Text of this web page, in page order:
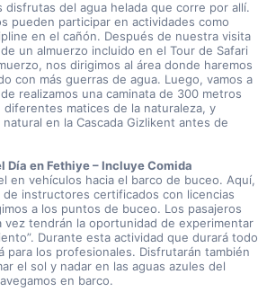
disfrutas del agua helada que corre por allí.
pueden participar en actividades como
en el cañón. Después de nuestra visita
un almuerzo incluido en el Tour de Safari
nos dirigimos al área donde haremos
con más guerras de agua. Luego, vamos a
realizamos una caminata de 300 metros
matices de la naturaleza, y
en la Cascada Gizlikent antes de
Día en Fethiye – Incluye Comida
en vehículos hacia el barco de buceo. Aquí,
instructores certificados con licencias
a los puntos de buceo. Los pasajeros
vez tendrán la oportunidad de experimentar
Durante esta actividad que durará todo
para los profesionales. Disfrutarán también
el sol y nadar en las aguas azules del
en barco.